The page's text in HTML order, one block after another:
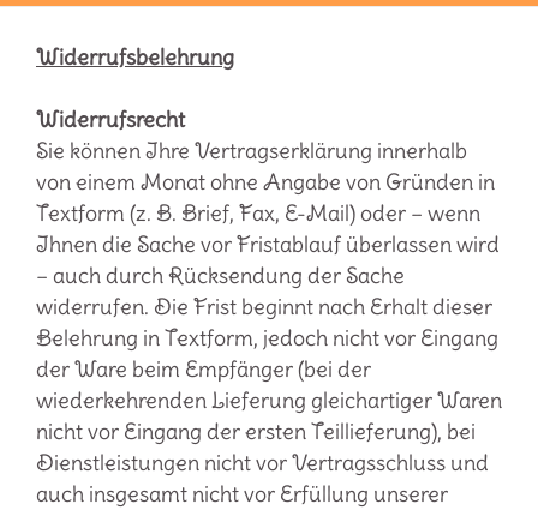
Widerrufsbelehrung
Widerrufsrecht
Sie können Ihre Vertragserklärung innerhalb
von einem Monat ohne Angabe von Gründen in
Textform (z. B. Brief, Fax, E-Mail) oder – wenn
Ihnen die Sache vor Fristablauf überlassen wird
– auch durch Rücksendung der Sache
widerrufen. Die Frist beginnt nach Erhalt dieser
Belehrung in Textform, jedoch nicht vor Eingang
der Ware beim Empfänger (bei der
wiederkehrenden Lieferung gleichartiger Waren
nicht vor Eingang der ersten Teillieferung), bei
Dienstleistungen nicht vor Vertragsschluss und
auch insgesamt nicht vor Erfüllung unserer